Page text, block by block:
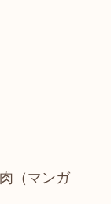
（マンガ